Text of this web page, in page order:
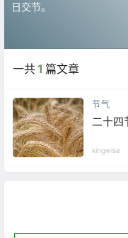
日交节。
一共1 篇文章
节气
二十四
kingwise